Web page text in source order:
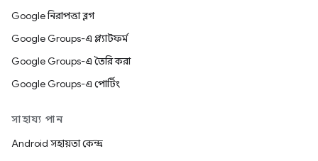
Google নিরাপত্তা ব্লগ
Google Groups-এ প্ল্যাটফর্ম
Google Groups-এ তৈরি করা
Google Groups-এ পোর্টিং
সাহায্য পান
Android সহায়তা কেন্দ্র